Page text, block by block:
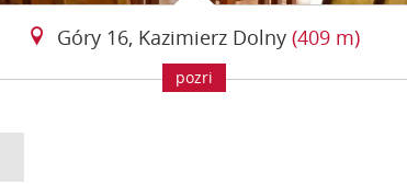
Góry 16, Kazimierz Dolny(409 m)
pozri